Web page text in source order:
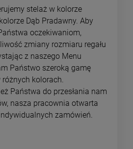
stelaż w kolorze
Dąb Pradawny. Aby
oczekiwaniom,
zmiany rozmiaru regału
z naszego Menu
Państwo szeroką gamę
kolorach.
Państwa do przesłania nam
nasza pracownia otwarta
zamówień.